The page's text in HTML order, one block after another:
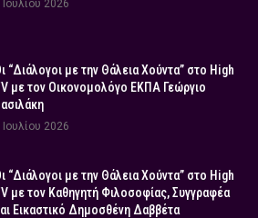
Ιουλίου 2026
“Διάλογοι με την Θάλεια Χούντα” στο High
με τον Οικονομολόγο ΕΚΠΑ Γεώργιο
Ιουλίου 2026
“Διάλογοι με την Θάλεια Χούντα” στο High
με τον Καθηγητή Φιλοσοφίας, Συγγραφέα
Εικαστικό Δημοσθένη Δαββέτα